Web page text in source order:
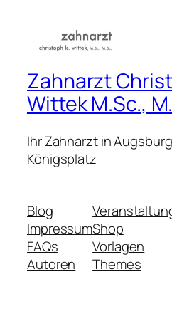
Zahnarzt
Wittek M.Sc.,
Ihr Zahnarzt in
Königsplatz
Blog
Impressum
FAQs
Autoren
Shop
Vorlagen
Themes